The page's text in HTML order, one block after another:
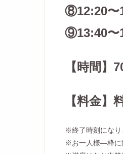
⑧12:20〜
⑨13:40〜
【時間】
【料金】
※終了時刻になり
※お一人様―枠に